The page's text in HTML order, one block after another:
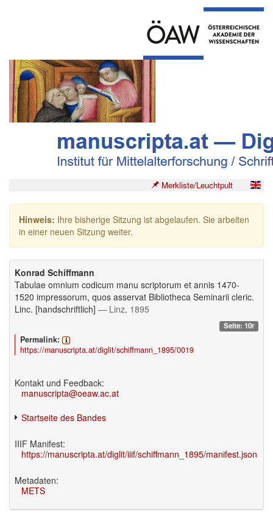
Merkliste/Leuchtpult
Hinweis: Ihre bisherige Sitzung ist abgelaufen. Sie arbeiten
in einer neuen Sitzung weiter.
Konrad Schiffmann
Tabulae omnium codicum manu scriptorum et annis 1470-
1520 impressorum, quos asservat Bibliotheca Seminarii cleric.
Linc. [handschriftlich] — Linz, 1895
Seite: 10r
Permalink:
https://manuscripta.at/diglit/schiffmann_1895/0019
Kontakt und Feedback:
manuscripta@oeaw.ac.at
Startseite des Bandes
IIIF Manifest:
https://manuscripta.at/diglit/iiif/schiffmann_1895/manifest.json
Metadaten:
METS